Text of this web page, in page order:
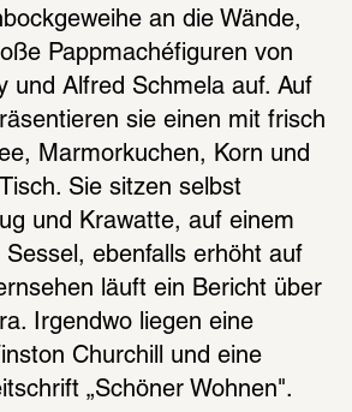
an die Wände,
Pappmachéfiguren von
und Alfred Schmela auf. Auf
sie einen mit frisch
Marmorkuchen, Korn und
Sie sitzen selbst
und Krawatte, auf einem
Sessel, ebenfalls erhöht auf
läuft ein Bericht über
Irgendwo liegen eine
Churchill und eine
„Schöner Wohnen".